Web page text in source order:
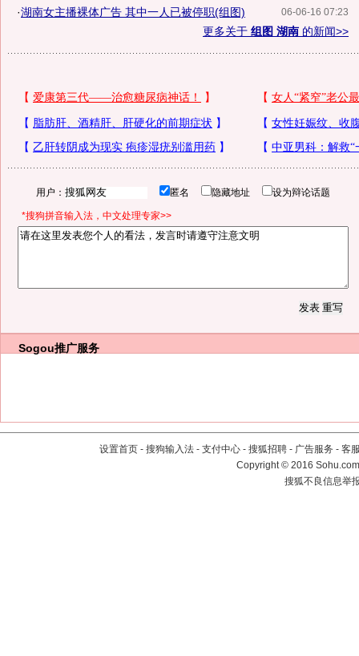
06-06-16 07:23
·湖南女主播裸体广告 其中一人已被停职(组图)
更多关于 组图 湖南 的新闻>>
用户： 匿名 隐藏地址 设为辩论话题
*搜狗拼音输入法，中文处理专家>>
Sogou推广服务
设置首页 - 搜狗输入法 - 支付中心 - 搜狐招聘 - 广告服务 - 客
Copyright©2016
搜狐不良信息举